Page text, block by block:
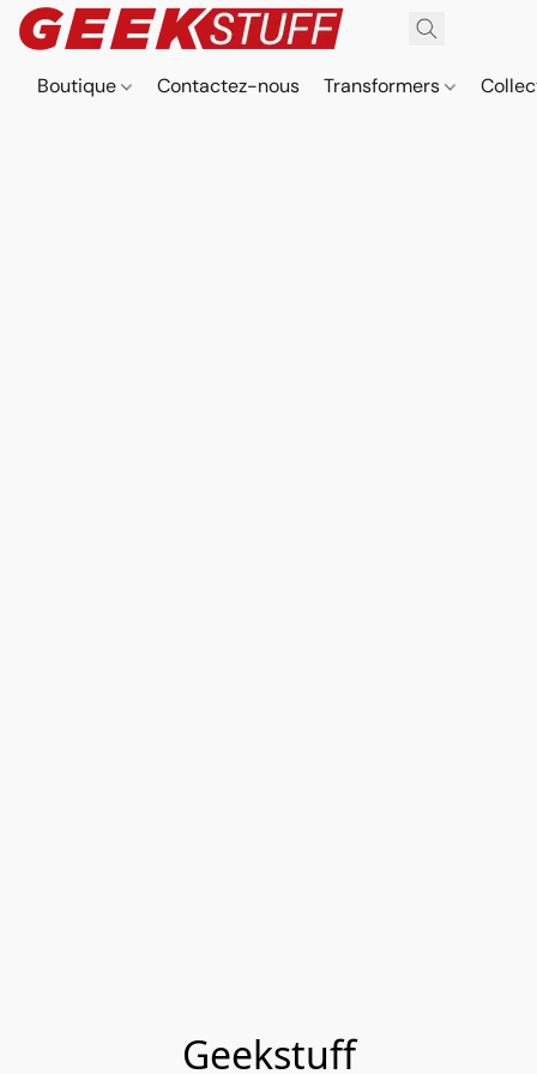
Boutique Contactez-nous Transformers
Geekstuff